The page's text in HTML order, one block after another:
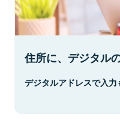
住所に、デジタル
デジタルアドレスで入力